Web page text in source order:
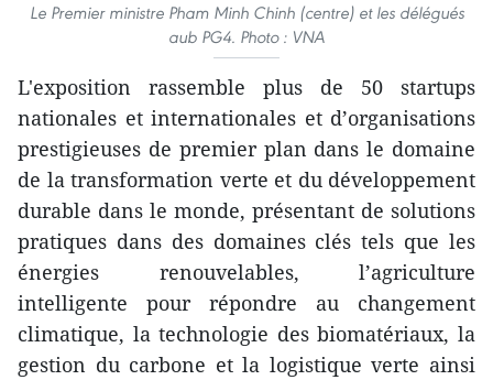
Le Premier ministre Pham Minh Chinh (centre) et les délégués
aub PG4. Photo : VNA
L'exposition rassemble plus de 50 startups
nationales et internationales et d’organisations
prestigieuses de premier plan dans le domaine
de la transformation verte et du développement
durable dans le monde, présentant de solutions
pratiques dans des domaines clés tels que les
énergies renouvelables, l’agriculture
intelligente pour répondre au changement
climatique, la technologie des biomatériaux, la
gestion du carbone et la logistique verte ainsi